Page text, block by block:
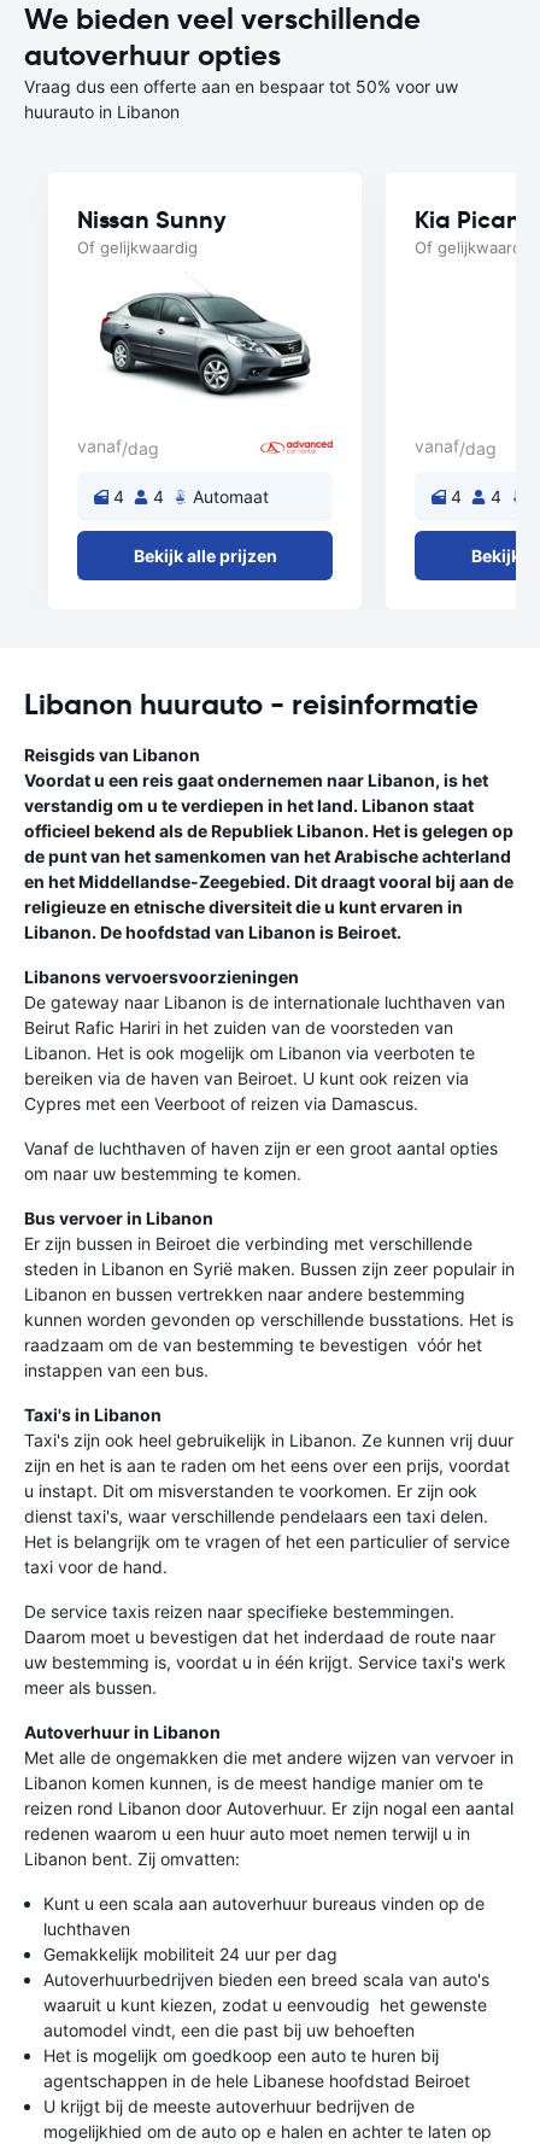
We bieden veel verschillende
autoverhuur opties
Vraag dus een offerte aan en bespaar tot 50% voor uw
huurauto in Libanon
Nissan Sunny
Of gelijkwaardig
vanaf/dag
4 4 Automaat
Bekijk alle prijzen
Kia
Of gelijkwaardig
vanaf/dag
4 4
Bekijk
Libanon huurauto - reisinformatie
Reisgids van Libanon
Voordat u een reis gaat ondernemen naar Libanon, is het
verstandig om u te verdiepen in het land. Libanon staat
officieel bekend als de Republiek Libanon. Het is gelegen op
de punt van het samenkomen van het Arabische achterland
en het Middellandse-Zeegebied. Dit draagt vooral bij aan de
religieuze en etnische diversiteit die u kunt ervaren in
Libanon. De hoofdstad van Libanon is Beiroet.
Libanons vervoersvoorzieningen
De gateway naar Libanon is de internationale luchthaven van
Beirut Rafic Hariri in het zuiden van de voorsteden van
Libanon. Het is ook mogelijk om Libanon via veerboten te
bereiken via de haven van Beiroet. U kunt ook reizen via
Cypres met een Veerboot of reizen via Damascus.
Vanaf de luchthaven of haven zijn er een groot aantal opties
om naar uw bestemming te komen.
Bus vervoer in Libanon
Er zijn bussen in Beiroet die verbinding met verschillende
steden in Libanon en Syrië maken. Bussen zijn zeer populair in
Libanon en bussen vertrekken naar andere bestemming
kunnen worden gevonden op verschillende busstations. Het is
raadzaam om de van bestemming te bevestigen vóór het
instappen van een bus.
Taxi's in Libanon
Taxi's zijn ook heel gebruikelijk in Libanon. Ze kunnen vrij duur
zijn en het is aan te raden om het eens over een prijs, voordat
u instapt. Dit om misverstanden te voorkomen. Er zijn ook
dienst taxi's, waar verschillende pendelaars een taxi delen.
Het is belangrijk om te vragen of het een particulier of service
taxi voor de hand.
De service taxis reizen naar specifieke bestemmingen.
Daarom moet u bevestigen dat het inderdaad de route naar
uw bestemming is, voordat u in één krijgt. Service taxi's werk
meer als bussen.
Autoverhuur in Libanon
Met alle de ongemakken die met andere wijzen van vervoer in
Libanon komen kunnen, is de meest handige manier om te
reizen rond Libanon door Autoverhuur. Er zijn nogal een aantal
redenen waarom u een huur auto moet nemen terwijl u in
Libanon bent. Zij omvatten:
Kunt u een scala aan autoverhuur bureaus vinden op de
luchthaven
Gemakkelijk mobiliteit 24 uur per dag
Autoverhuurbedrijven bieden een breed scala van auto's
waaruit u kunt kiezen, zodat u eenvoudig het gewenste
automodel vindt, een die past bij uw behoeften
Het is mogelijk om goedkoop een auto te huren bij
agentschappen in de hele Libanese hoofdstad Beiroet
U krijgt bij de meeste autoverhuur bedrijven de
mogelijkhied om de auto op e halen en achter te laten op